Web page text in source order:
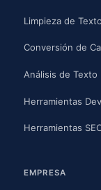
Limpieza de Texto
Conversión de
Análisis de Texto
Herramientas Dev
Herramientas
EMPRESA